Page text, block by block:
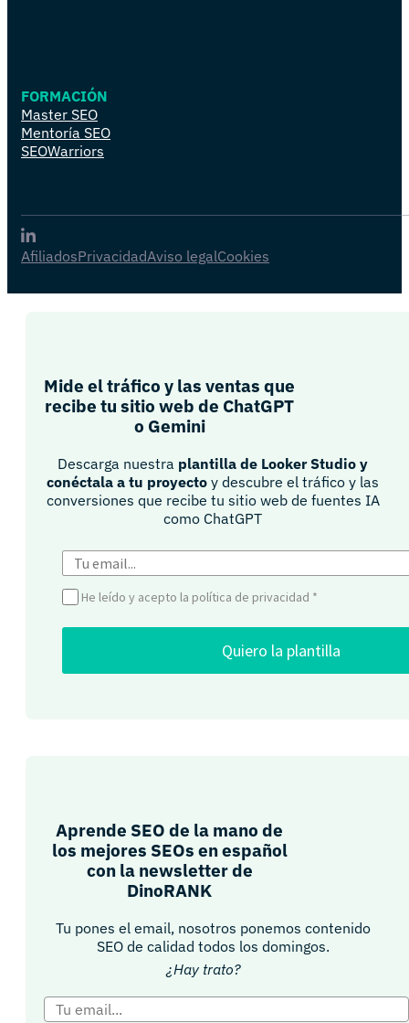
FORMACIÓN
Master SEO
Mentoría SEO
SEOWarriors
AfiliadosPrivacidadAviso legalCookies
Mide el tráfico y las ventas que
recibe tu sitio web de ChatGPT
o Gemini​
Descarga nuestra plantilla de Looker Studio y
conéctala a tu proyecto y descubre el tráfico y las
conversiones que recibe tu sitio web de fuentes IA
como ChatGPT​
He leído y acepto la política de privacidad *
Quiero la plantilla
Aprende SEO de la mano de
los mejores SEOs en español
con la newsletter de
DinoRANK
Tu pones el email, nosotros ponemos contenido
SEO de calidad todos los domingos.
¿Hay trato?